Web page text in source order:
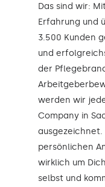
Das sind wir:
Erfahrung und
3.500 Kunden
und
der
werden wir
Company in
ausgezeichnet.
persönlichen
wirklich um
selbst und